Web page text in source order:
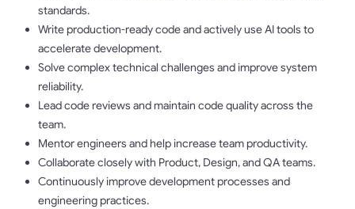
standards.
Write production-ready code and actively use AI tools to
accelerate development.
Solve complex technical challenges and improve system
reliability.
Lead code reviews and maintain code quality across the
team.
Mentor engineers and help increase team productivity.
Collaborate closely with Product, Design, and QA teams.
Continuously improve development processes and
engineering practices.